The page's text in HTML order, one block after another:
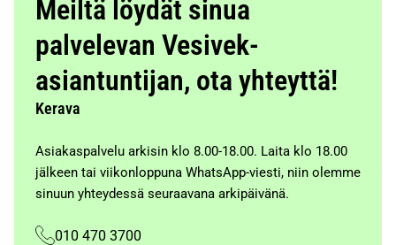
Meiltä löydät sinua
palvelevan Vesivek-
asiantuntijan, ota yhteyttä!
Kerava
Asiakaspalvelu arkisin klo 8.00-18.00. Laita klo 18.00
jälkeen tai viikonloppuna WhatsApp-viesti, niin olemme
sinuun yhteydessä seuraavana arkipäivänä.
010 470 3700